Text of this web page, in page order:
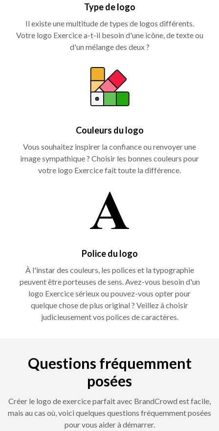
Type de logo
Il existe une multitude de types de logos différents.
Votre logo Exercice a-t-il besoin d'une icône, de texte ou
d'un mélange des deux ?
Couleurs du logo
Vous souhaitez inspirer la confiance ou renvoyer une
image sympathique ? Choisir les bonnes couleurs pour
votre logo Exercice fait toute la différence.
Police du logo
À l'instar des couleurs, les polices et la typographie
peuvent être porteuses de sens. Avez-vous besoin d'un
logo Exercice sérieux ou pouvez-vous opter pour
quelque chose de plus original ? Veillez à choisir
judicieusement vos polices de caractères.
Questions fréquemment
posées
Créer le logo de exercice parfait avec BrandCrowd est facile,
mais au cas où, voici quelques questions fréquemment posées
pour vous aider à démarrer.